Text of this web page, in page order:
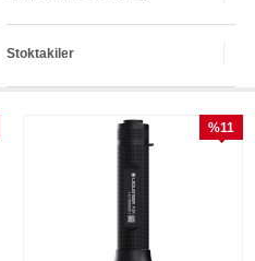
Stoktakiler
%11